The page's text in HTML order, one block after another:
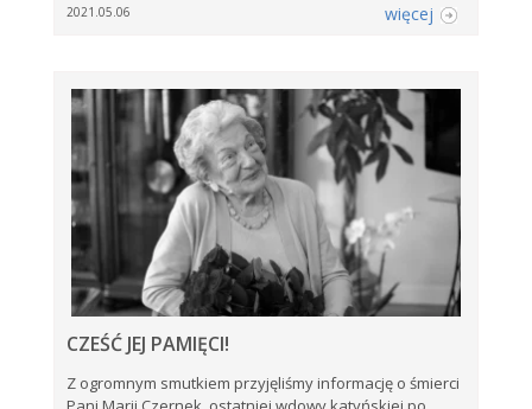
2021.05.06 więcej
CZEŚĆ JEJ PAMIĘCI!
Z ogromnym smutkiem przyjęliśmy informację o śmierci